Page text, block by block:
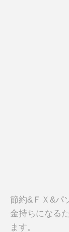
節約&ＦＸ&パ
金持ちになる
ます。